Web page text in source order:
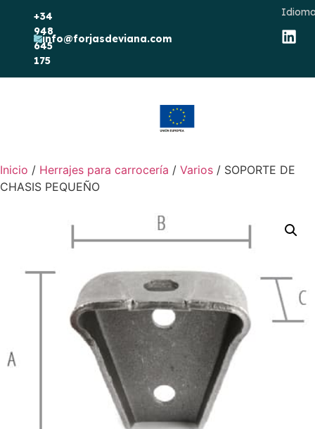
+34
948
645
175
info@forjasdeviana.com
Inicio / Herrajes para carrocería / Varios / SOPORTE DE
CHASIS PEQUEÑO